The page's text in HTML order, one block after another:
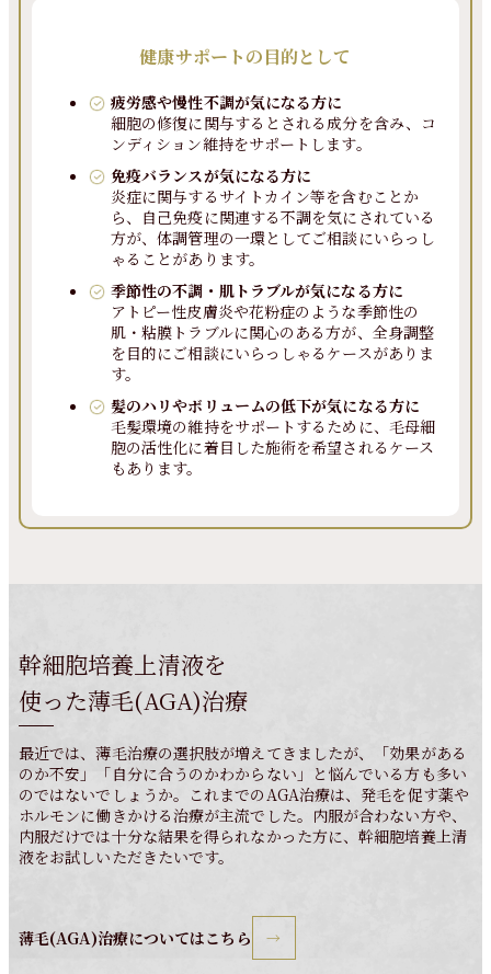
健康サポートの目的として
疲労感や慢性不調が気になる方に
細胞の修復に関与するとされる成分を含み、コ
ンディション維持をサポートします。
免疫バランスが気になる方に
炎症に関与するサイトカイン等を含むことか
ら、自己免疫に関連する不調を気にされている
方が、体調管理の一環としてご相談にいらっし
ゃることがあります。
季節性の不調・肌トラブルが気になる方に
アトピー性皮膚炎や花粉症のような季節性の
肌・粘膜トラブルに関心のある方が、全身調整
を目的にご相談にいらっしゃるケースがありま
す。
髪のハリやボリュームの低下が気になる方に
毛髪環境の維持をサポートするために、毛母細
胞の活性化に着目した施術を希望されるケース
もあります。
幹細胞培養上清液を
使った薄毛(AGA)治療
最近では、薄毛治療の選択肢が増えてきましたが、「効果がある
のか不安」「自分に合うのかわからない」と悩んでいる方も多い
のではないでしょうか。これまでのAGA治療は、発毛を促す薬や
ホルモンに働きかける治療が主流でした。内服が合わない方や、
内服だけでは十分な結果を得られなかった方に、幹細胞培養上清
液をお試しいただきたいです。
薄毛(AGA)治療についてはこちら